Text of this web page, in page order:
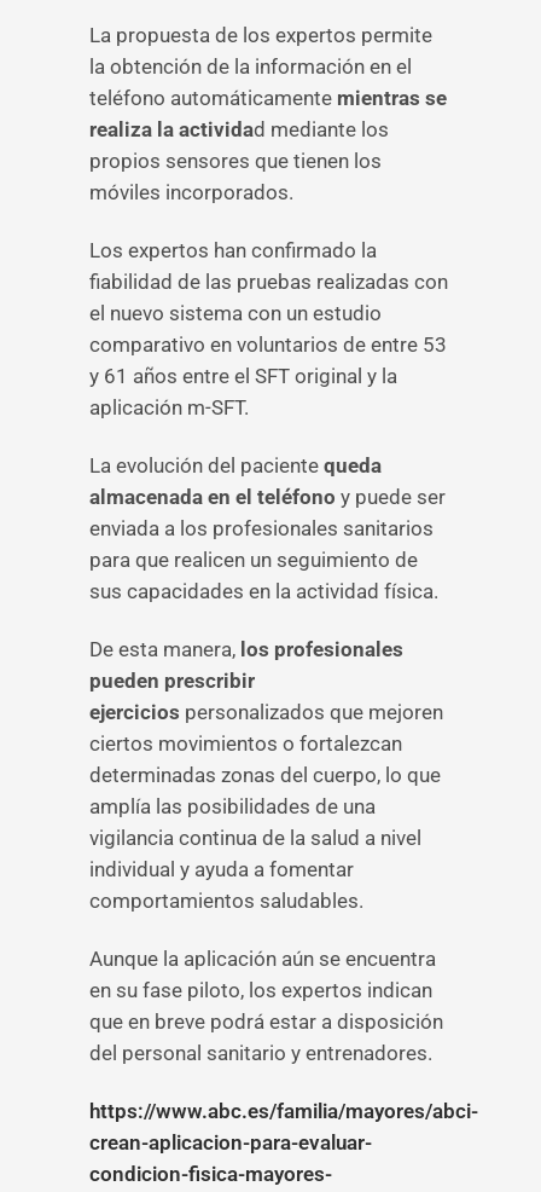
La propuesta de los expertos permite
la obtención de la información en el
teléfono automáticamente mientras se
realiza la actividad mediante los
propios sensores que tienen los
móviles incorporados.
Los expertos han confirmado la
fiabilidad de las pruebas realizadas con
el nuevo sistema con un estudio
comparativo en voluntarios de entre 53
y 61 años entre el SFT original y la
aplicación m-SFT.
La evolución del paciente queda
almacenada en el teléfono y puede ser
enviada a los profesionales sanitarios
para que realicen un seguimiento de
sus capacidades en la actividad física.
De esta manera, los profesionales
pueden prescribir
ejercicios personalizados que mejoren
ciertos movimientos o fortalezcan
determinadas zonas del cuerpo, lo que
amplía las posibilidades de una
vigilancia continua de la salud a nivel
individual y ayuda a fomentar
comportamientos saludables.
Aunque la aplicación aún se encuentra
en su fase piloto, los expertos indican
que en breve podrá estar a disposición
del personal sanitario y entrenadores.
https://www.abc.es/familia/mayores/abci-
crean-aplicacion-para-evaluar-
condicion-fisica-mayores-